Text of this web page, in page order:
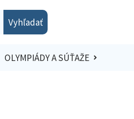
Vyhľadať
OLYMPIÁDY A SÚŤAŽE